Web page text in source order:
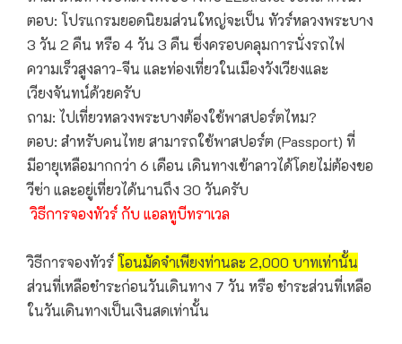
ตอบ: โปรแกรมยอดนิยมส่วนใหญ่จะเป็น ทัวร์หลวงพระบาง
3 วัน 2 คืน หรือ 4 วัน 3 คืน ซึ่งครอบคลุมการนั่งรถไฟ
ความเร็วสูงลาว-จีน และท่องเที่ยวในเมืองวังเวียงและ
เวียงจันทน์ด้วยครับ
ถาม: ไปเที่ยวหลวงพระบางต้องใช้พาสปอร์ตไหม?
ตอบ: สำหรับคนไทย สามารถใช้พาสปอร์ต (Passport) ที่
มีอายุเหลือมากกว่า 6 เดือน เดินทางเข้าลาวได้โดยไม่ต้องขอ
วีซ่า และอยู่เที่ยวได้นานถึง 30 วันครับ
วิธีการจองทัวร์ กับ แอลทูบีทราเวล
วิธีการจองทัวร์โอนมัดจำเพียงท่านละ 2,000 บาทเท่านั้น
ส่วนที่เหลือชำระก่อนวันเดินทาง 7 วัน หรือ ชำระส่วนที่เหลือ
ในวันเดินทางเป็นเงินสดเท่านั้น